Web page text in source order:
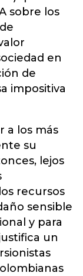
sobre los
en
de
impositiva
a los más
su
lejos
recursos
sensible
y para
un